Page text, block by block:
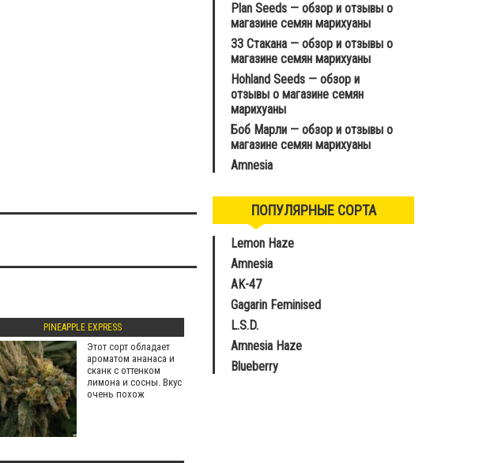
PINEAPPLE EXPRESS
Этот сорт обладает
ароматом ананаса и
сканк с оттенком
лимона и сосны. Вкус
очень похож
Plan Seeds — обзор и отзывы о
магазине семян марихуаны
33 Стакана — обзор и отзывы о
магазине семян марихуаны
Hohland Seeds — обзор и
отзывы о магазине семян
марихуаны
Боб Марли — обзор и отзывы о
магазине семян марихуаны
Amnesia
ПОПУЛЯРНЫЕ СОРТА
Lemon Haze
Amnesia
AK-47
Gagarin Feminised
L.S.D.
Amnesia Haze
Blueberry